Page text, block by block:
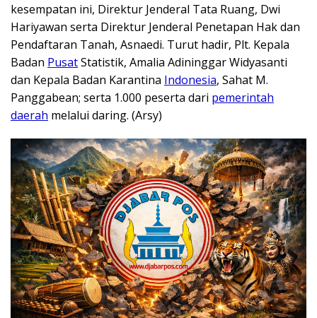
kesempatan ini, Direktur Jenderal Tata Ruang, Dwi
Hariyawan serta Direktur Jenderal Penetapan Hak dan
Pendaftaran Tanah, Asnaedi. Turut hadir, Plt. Kepala
Badan PusatStatistik, Amalia Adininggar Widyasanti
dan Kepala Badan Karantina Indonesia, Sahat M.
Panggabean; serta 1.000 peserta dari pemerintah
daerah melalui daring. (Arsy)